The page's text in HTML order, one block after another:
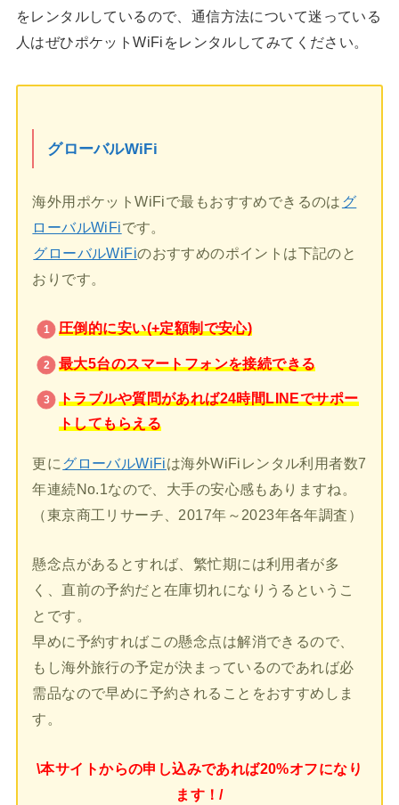
をレンタルしているので、通信方法について迷っている
人はぜひポケットWiFiをレンタルしてみてください。
グローバルWiFi
海外用ポケットWiFiで最もおすすめできるのは グ
ローバルWiFiです。
グローバルWiFiのおすすめのポイントは下記のと
おりです。
圧倒的に安い(+定額制で安心)
最大5台のスマートフォンを接続できる
トラブルや質問があれば24時間LINEでサポー
トしてもらえる
更に グローバルWiFiは海外WiFiレンタル利用者数7
年連続No.1なので、大手の安心感もありますね。
（東京商工リサーチ、2017年～2023年各年調査）
懸念点があるとすれば、繁忙期には利用者が多
く、直前の予約だと在庫切れになりうるというこ
とです。
早めに予約すればこの懸念点は解消できるので、
もし海外旅行の予定が決まっているのであれば必
需品なので早めに予約されることをおすすめしま
す。
\本サイトからの申し込みであれば20%オフになり
ます！/